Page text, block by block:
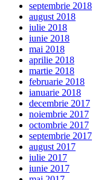
septembrie 2018
august 2018
iulie 2018
iunie 2018
mai 2018
aprilie 2018
martie 2018
februarie 2018
ianuarie 2018
decembrie 2017
noiembrie 2017
octombrie 2017
septembrie 2017
august 2017
iulie 2017
iunie 2017